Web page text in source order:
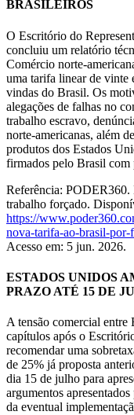
BRASILEIROS
O Escritório do
concluiu um relatório
Comércio norte-
uma tarifa linear de vinte
vindas do Brasil. Os
alegações de falhas no
trabalho escravo,
norte-americanas, além
produtos dos Estados
firmados pelo Brasil com
Referência:
trabalho forçado.
https://
nova-tarifa-ao-brasil-
Acesso em: 5 jun. 2026.
ESTADOS UNIDOS
PRAZO ATÉ 15 DE
A tensão comercial
capítulos após o
recomendar uma
de 25% já proposta
dia 15 de julho para
argumentos
da eventual